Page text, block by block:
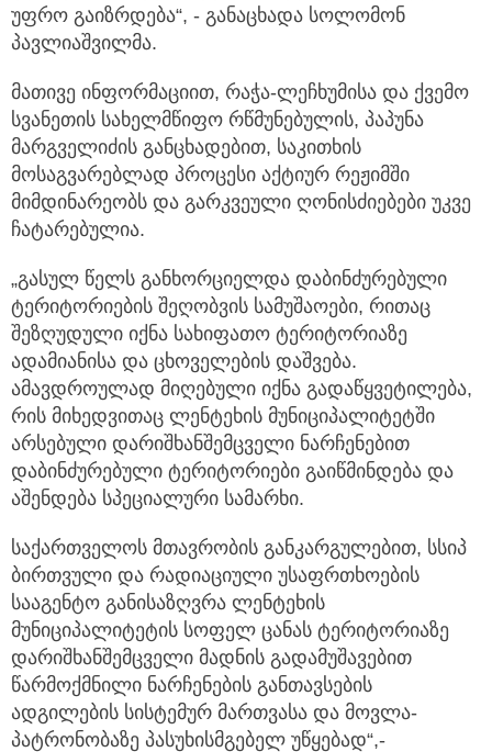
უფრო გაიზრდება“, - განაცხადა სოლომონ
პავლიაშვილმა.
მათივე ინფორმაციით, რაჭა-ლეჩხუმისა და ქვემო
სვანეთის სახელმწიფო რწმუნებულის, პაპუნა
მარგველიძის განცხადებით, საკითხის
მოსაგვარებლად პროცესი აქტიურ რეჟიმში
მიმდინარეობს და გარკვეული ღონისძიებები უკვე
ჩატარებულია.
„გასულ წელს განხორციელდა დაბინძურებული
ტერიტორიების შეღობვის სამუშაოები, რითაც
შეზღუდული იქნა სახიფათო ტერიტორიაზე
ადამიანისა და ცხოველების დაშვება.
ამავდროულად მიღებული იქნა გადაწყვეტილება,
რის მიხედვითაც ლენტეხის მუნიციპალიტეტში
არსებული დარიშხანშემცველი ნარჩენებით
დაბინძურებული ტერიტორიები გაიწმინდება და
აშენდება სპეციალური სამარხი.
საქართველოს მთავრობის განკარგულებით, სსიპ
ბირთვული და რადიაციული უსაფრთხოების
სააგენტო განისაზღვრა ლენტეხის
მუნიციპალიტეტის სოფელ ცანას ტერიტორიაზე
დარიშხანშემცველი მადნის გადამუშავებით
წარმოქმნილი ნარჩენების განთავსების
ადგილების სისტემურ მართვასა და მოვლა-
პატრონობაზე პასუხისმგებელ უწყებად“,-